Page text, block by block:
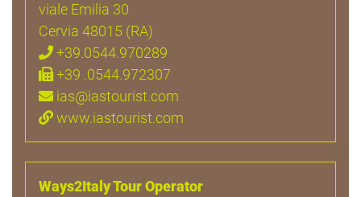
viale Emilia 30
Cervia 48015 (RA)
+39.0544.970289
+39 .0544.972307
ias@iastourist.com
www.iastourist.com
Ways2Italy Tour Operator